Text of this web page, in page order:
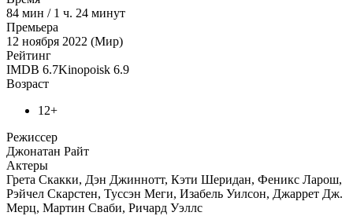
84 мин / 1 ч. 24 минут
Премьера
12 ноября 2022 (Мир)
Рейтинг
IMDB 6.7Kinopoisk 6.9
Возраст
12+
Режиссер
Джонатан Райт
Актеры
Грета Скакки, Дэн Джиннотт, Кэти Шеридан, Феникс Ларош,
Рэйчел Скарстен, Туссэн Меги, Изабель Уилсон, Джаррет Дж.
Мерц, Мартин Сваби, Ричард Уэллс